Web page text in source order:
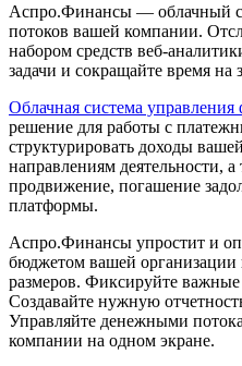
Аспро.Финансы — облачный
потоков вашей компании.
набором средств веб-
задачи и сокращайте время на
Облачная система
решение для работы с
структурировать доходы
направлениям деятельности, а
продвижение, погашение
платформы.
Аспро.Финансы упростит и
бюджетом вашей организации
размеров. Фиксируйте
Создавайте нужную
Управляйте денежными
компании на одном экране.